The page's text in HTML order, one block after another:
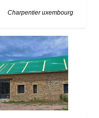
Charpentier uxembourg